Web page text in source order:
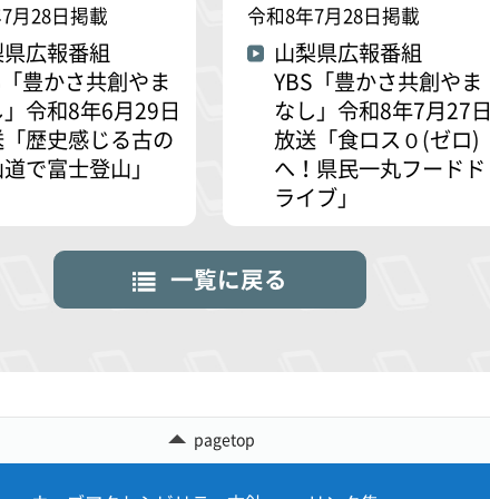
月28日掲載
広報番組
豊かさ共創やま
令和8年6月29日
歴史感じる古の
で富士登山」
令和8年7月28日掲載
山梨県広報番組
YBS「豊かさ共創やま
なし」令和8年7月27日
放送「食ロス０(ゼロ)
へ！県民一丸フードド
ライブ」
一覧に戻る
pagetop